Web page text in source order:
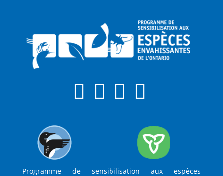
Programme de sensibilisation aux espèces